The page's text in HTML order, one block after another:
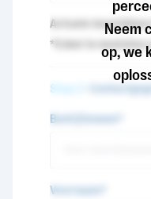
Neem
op, we
Actuele
*Enkel te bestellen
Stap 2 -
Bedrijfsnaam*
Voornaam*